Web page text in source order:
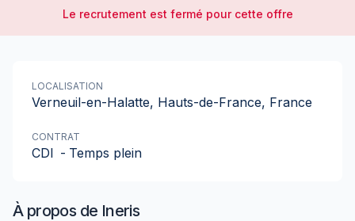
Le recrutement est fermé pour cette offre
À propos de Ineris
LOCALISATION
Verneuil-en-Halatte, Hauts-de-France, France
CONTRAT
CDI - Temps plein